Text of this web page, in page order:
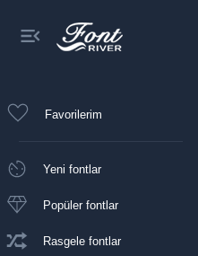
Favorilerim
Yeni fontlar
Popüler fontlar
Rasgele fontlar